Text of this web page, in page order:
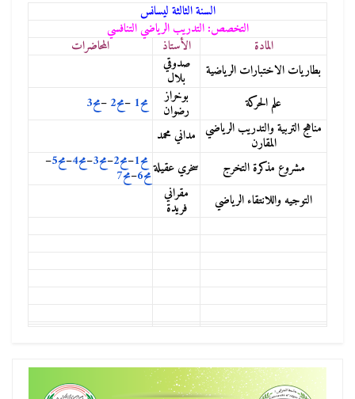
السنة الثالثة ليسانس
التخصص: التدريب الرياضي التنافسي
المادة
الأستاذ
المحاضرات
بطاريات الاختبارات الرياضية
صدوقي
بلال
علم الحركة
بوخراز
رضوان مح1 –مح2 –مح3
مناهج التربية والتدريب الرياضي
المقارن
مداني محمد
مشروع مذكرة التخرج
سخري عقيلة مح1 –مح2 –مح3 –مح4 –مح5 –
مح6 –مح7
التوجيه واللانتقاء الرياضي
مقراني
فريدة